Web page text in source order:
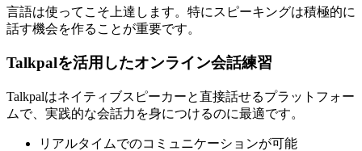
言語は使ってこそ上達します。特にスピーキングは積極的に
話す機会を作ることが重要です。
Talkpalを活用したオンライン会話練習
Talkpalはネイティブスピーカーと直接話せるプラットフォー
ムで、実践的な会話力を身につけるのに最適です。
リアルタイムでのコミュニケーションが可能